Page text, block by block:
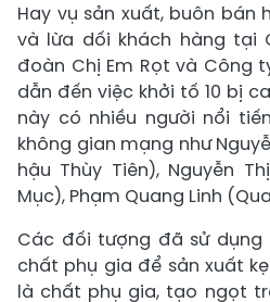
Hay vụ sản xuất, buôn
và lừa dối khách hàng tại
đoàn Chị Em Rọt và Công
dẫn đến việc khởi tố 10 bị
này có nhiều người nổi
không gian mạng như
hậu Thùy Tiên), Nguyễn
Mục), Phạm Quang Linh
Các đối tượng đã sử dụng
chất phụ gia để sản xuất
là chất phụ gia, tạo ngọt